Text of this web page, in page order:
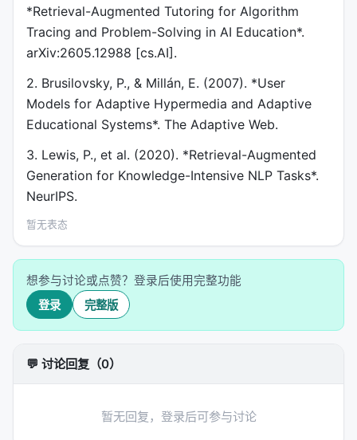
*Retrieval-Augmented Tutoring for Algorithm
Tracing and Problem-Solving in AI Education*.
arXiv:2605.12988 [cs.AI].
2. Brusilovsky, P., & Millán, E. (2007). *User
Models for Adaptive Hypermedia and Adaptive
Educational Systems*. The Adaptive Web.
3. Lewis, P., et al. (2020). *Retrieval-Augmented
Generation for Knowledge-Intensive NLP Tasks*.
NeurIPS.
暂无表态
想参与讨论或点赞？登录后使用完整功能
登录 完整版
💬 讨论回复（0）
暂无回复，登录后可参与讨论